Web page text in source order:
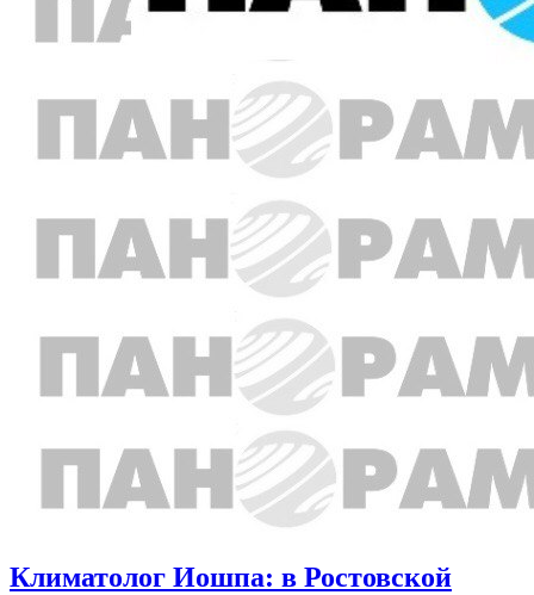
Климатолог Иошпа: в Ростовской